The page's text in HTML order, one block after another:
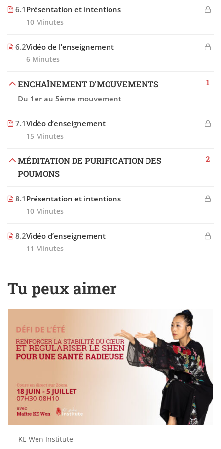
6.1 Présentation et intentions
10 Minutes
6.2Vidéo de l’enseignement
6 Minutes
ENCHAÎNEMENT D'MOUVEMENTS
Du 1er au 5ème mouvement
1
7.1Vidéo d’enseignement
15 Minutes
MÉDITATION DE PURIFICATION DES
POUMONS
2
8.1 Présentation et intentions
10 Minutes
8.2Vidéo d’enseignement
11 Minutes
Tu peux aimer
KE Wen Institute